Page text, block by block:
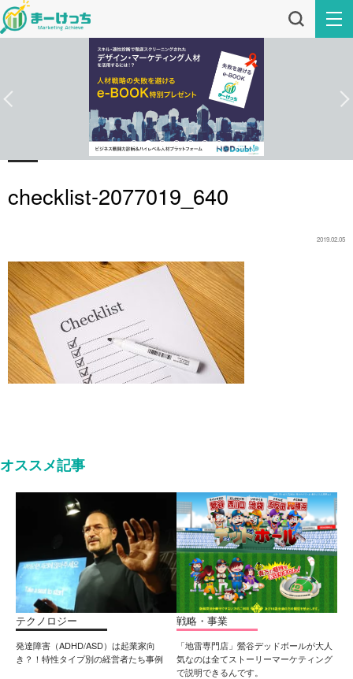
checklist-2077019_640
2019.02.05
オススメ記事
テクノロジー
発達障害（ADHD/ASD）は起業家向
き？！特性タイプ別の経営者たち事例
戦略・事業
「地雷専門店」鶯谷デッドボールが大人
気なのは全てストーリーマーケティング
で説明できるんです。